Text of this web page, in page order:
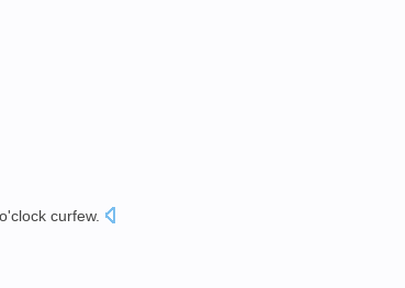
o'clock curfew.